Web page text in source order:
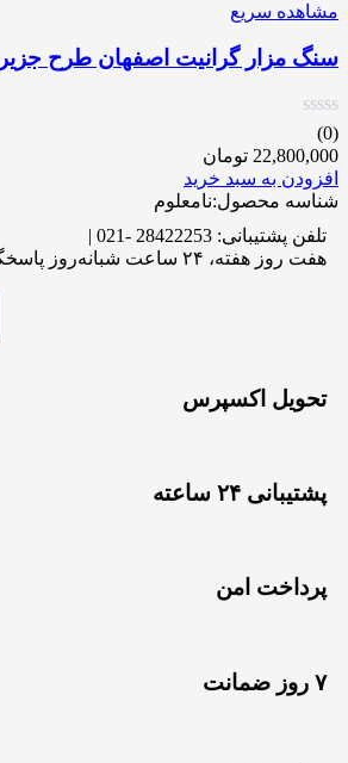
مشاهده سریع
سنگ مزار گرانیت اصفهان طرح جزیره
(0)
22,800,000 تومان
افزودن به سبد خرید
شناسه محصول:نامعلوم
تلفن پشتیبانی: 28422253 -021 |
هفت روز هفته، ۲۴ ساعت شبانه‌روز پاسخگوی شما هستیم.
تحویل اکسپرس
پشتیبانی ۲۴ ساعته
پرداخت امن
۷ روز ضمانت